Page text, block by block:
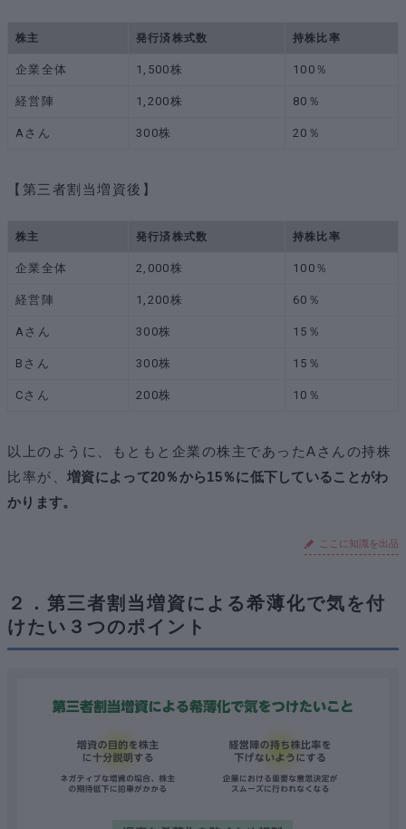
株主 発行済株式数 持株比率
企業全体 1,500株 100％
経営陣 1,200株 80％
Aさん 300株 20％
【第三者割当増資後】
株主 発行済株式数 持株比率
企業全体 2,000株 100％
経営陣 1,200株 60％
Aさん 300株 15％
Bさん 300株 15％
Cさん 200株 10％
以上のように、もともと企業の株主であったAさんの持株
比率が、 増資によって20％から15％に低下していることがわ
かります。
ここに知識を出品
２．第三者割当増資による希薄化で気を付
けたい３つのポイント